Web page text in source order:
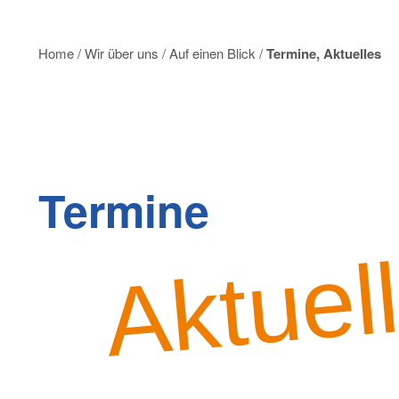
Home/Wir über uns /Auf einen Blick /Termine, Aktuelles
Termine